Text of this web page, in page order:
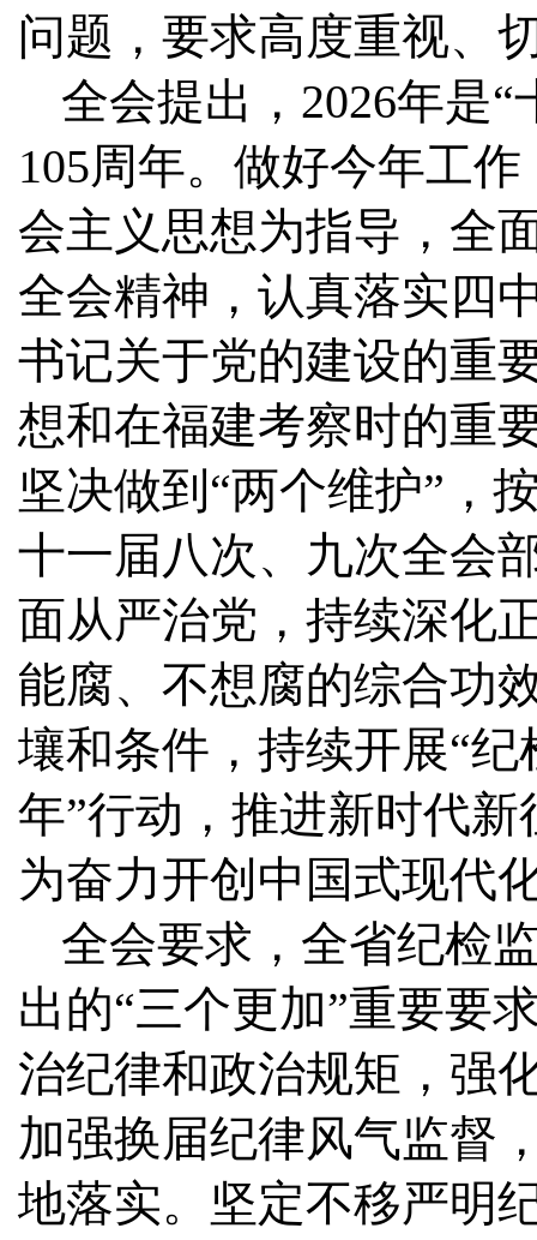
问题，要求高度重视、
全会提出，2026年是
105周年。做好今年工
会主义思想为指导，全
全会精神，认真落实四
书记关于党的建设的重
想和在福建考察时的重
坚决做到“两个维护”，
十一届八次、九次全会
面从严治党，持续深化
能腐、不想腐的综合功
壤和条件，持续开展“
年”行动，推进新时代
为奋力开创中国式现代
全会要求，全省纪检
出的“三个更加”重要要
治纪律和政治规矩，强
加强换届纪律风气监督
地落实。坚定不移严明